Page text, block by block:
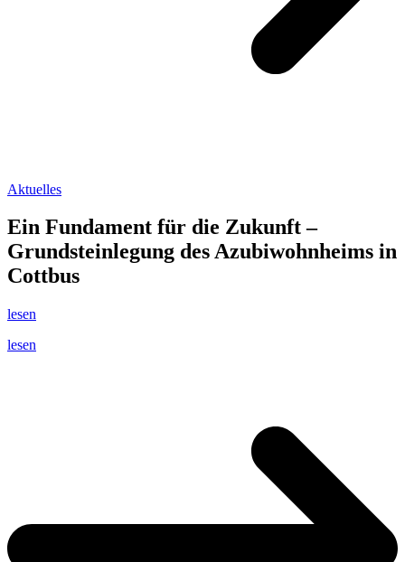
Aktuelles
Ein Fundament für die Zukunft –
Grundsteinlegung des Azubiwohnheims in
Cottbus
lesen
lesen